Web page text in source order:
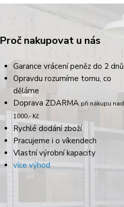
Proč nakupovat u nás
Garance vrácení peněz do 2 dnů
Opravdu rozumíme tomu, co
děláme
Doprava ZDARMA při nákupu nad
1000,- Kč
Rychlé dodání zboží
Pracujeme i o víkendech
Vlastní výrobní kapacity
více výhod